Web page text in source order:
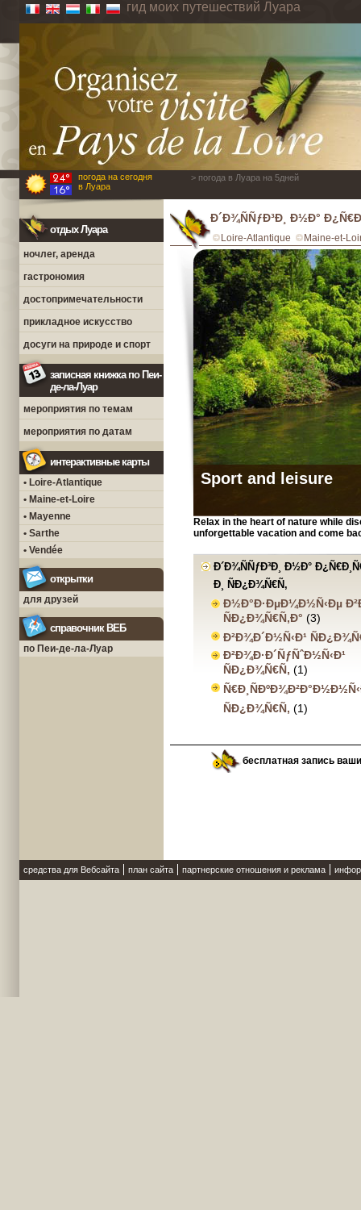
гид моих путешествий Луара
погода на сегодня
в Луара
> погода в Луара на 5дней
отдых Луара
ночлег, аренда
гастрономия
достопримечательности
прикладное искусство
досуги на природе и спорт
записная книжка по Пеи-
де-ла-Луар
мероприятия по темам
мероприятия по датам
интерактивные карты
• Loire-Atlantique
• Maine-et-Loire
• Mayenne
• Sarthe
• Vendée
открытки
для друзей
справочник ВЕБ
по Пеи-де-ла-Луар
Ð´Ð¾ÑÑƒÐ³Ð¸ Ð½Ð°
Loire-Atlantique Maine-et-
Sport and leisure
Relax in the heart of nature while
unforgettable vacation and come
Ð´Ð¾ÑÑƒÐ³Ð¸ Ð½Ð°
Ð¸ ÑÐ¿Ð¾Ñ€Ñ‚
Ð½Ð°Ð·ÐµÐ¼Ð½Ñ‹Ðµ
ÑÐ¿Ð¾Ñ€Ñ‚Ð° (3)
Ð²Ð¾Ð´Ð½Ñ‹Ð¹
Ð²Ð¾Ð·Ð´ÑƒÑˆÐ½Ñ‹Ð¹
ÑÐ¿Ð¾Ñ€Ñ‚ (1)
ÑÐ¿Ð¾Ñ€Ñ‚ (1)
бесплатная запись
средства для Вебсайта план сайта партнерские отношения и реклама